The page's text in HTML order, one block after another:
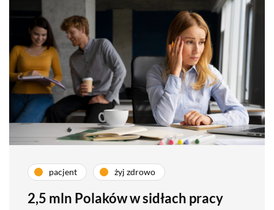
pacjent żyj zdrowo
2,5 mln Polaków w sidłach pracy